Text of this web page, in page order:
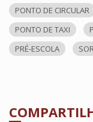
PONTO DE CIRCULAR
PONTO DE TAXI
PRÉ-ESCOLA